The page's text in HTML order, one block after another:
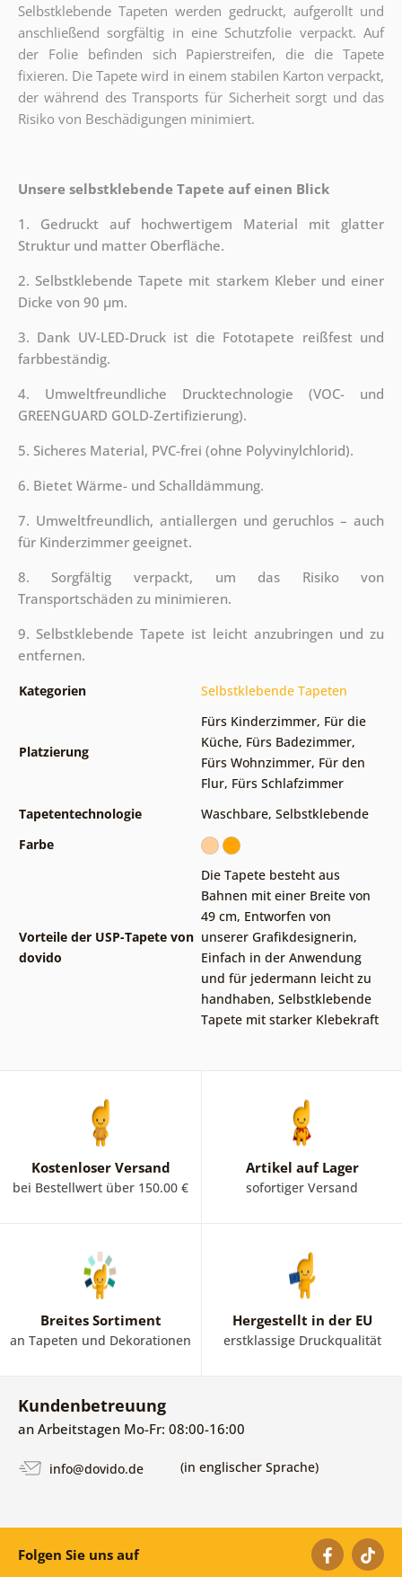
Selbstklebende Tapeten werden gedruckt, aufgerollt und
anschließend sorgfältig in eine Schutzfolie verpackt. Auf
der Folie befinden sich Papierstreifen, die die Tapete
fixieren. Die Tapete wird in einem stabilen Karton verpackt,
der während des Transports für Sicherheit sorgt und das
Risiko von Beschädigungen minimiert.
Unsere selbstklebende Tapete auf einen Blick
1. Gedruckt auf hochwertigem Material mit glatter
Struktur und matter Oberfläche.
2. Selbstklebende Tapete mit starkem Kleber und einer
Dicke von 90 µm.
3. Dank UV-LED-Druck ist die Fototapete reißfest und
farbbeständig.
4. Umweltfreundliche Drucktechnologie (VOC- und
GREENGUARD GOLD-Zertifizierung).
5. Sicheres Material, PVC-frei (ohne Polyvinylchlorid).
6. Bietet Wärme- und Schalldämmung.
7. Umweltfreundlich, antiallergen und geruchlos – auch
für Kinderzimmer geeignet.
8. Sorgfältig verpackt, um das Risiko von
Transportschäden zu minimieren.
9. Selbstklebende Tapete ist leicht anzubringen und zu
entfernen.
Kategorien Selbstklebende Tapeten
Platzierung
Fürs Kinderzimmer, Für die
Küche, Fürs Badezimmer,
Fürs Wohnzimmer, Für den
Flur, Fürs Schlafzimmer
Tapetentechnologie
Waschbare, Selbstklebende
Farbe
Vorteile der USP-Tapete von
dovido
Die Tapete besteht aus
Bahnen mit einer Breite von
49 cm, Entworfen von
unserer Grafikdesignerin,
Einfach in der Anwendung
und für jedermann leicht zu
handhaben, Selbstklebende
Tapete mit starker Klebekraft
Kostenloser Versand
bei Bestellwert über 150.00 €
Artikel auf Lager
sofortiger Versand
Breites Sortiment
an Tapeten und Dekorationen
Hergestellt in der EU
erstklassige Druckqualität
Kundenbetreuung
an Arbeitstagen Mo-Fr: 08:00-16:00
info@dovido.de (in englischer Sprache)
Folgen Sie uns auf